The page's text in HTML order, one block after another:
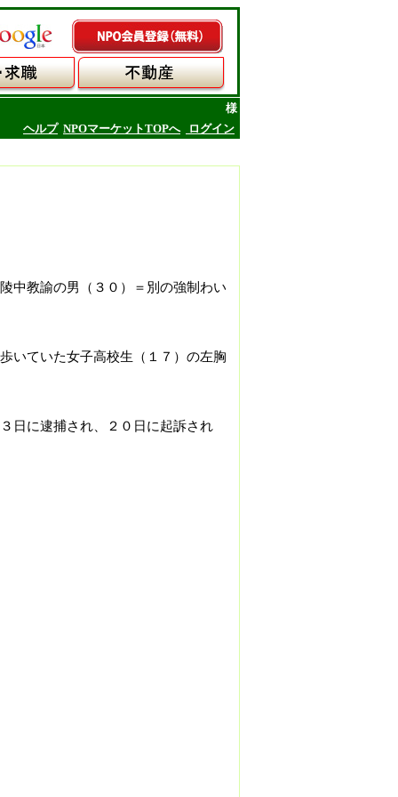
様
ヘルプ NPOマーケットTOPへ ログイン
中教諭の男（３０）＝別の強制わい
いていた女子高校生（１７）の左胸
日に逮捕され、２０日に起訴され